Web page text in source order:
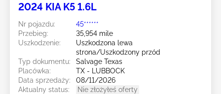
2024 KIA K5 1.6L
Nr pojazdu:
45******
Przebieg:
35,954 mile
Uszkodzenie:
Uszkodzona lewa
strona/Uszkodzony przód
Typ dokumentu:
Salvage Texas
Placówka:
TX - LUBBOCK
Data sprzedaży:
08/11/2026
Aktualny status:
Nie złożyłeś oferty